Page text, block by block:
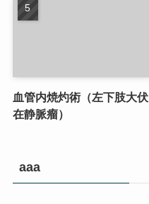
血管内焼灼術（左下肢大伏
在静脈瘤）
aaa